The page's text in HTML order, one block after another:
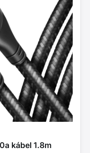
kábel 1.8m